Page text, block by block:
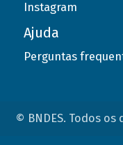
Instagram
Ajuda
Perguntas
© BNDES. Todos